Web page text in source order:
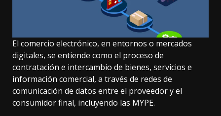
El comercio electrónico, en entornos o mercados
digitales, se entiende como el proceso de
contratación e intercambio de bienes, servicios e
información comercial, a través de redes de
comunicación de datos entre el proveedor y el
consumidor final, incluyendo las MΥΡΕ.